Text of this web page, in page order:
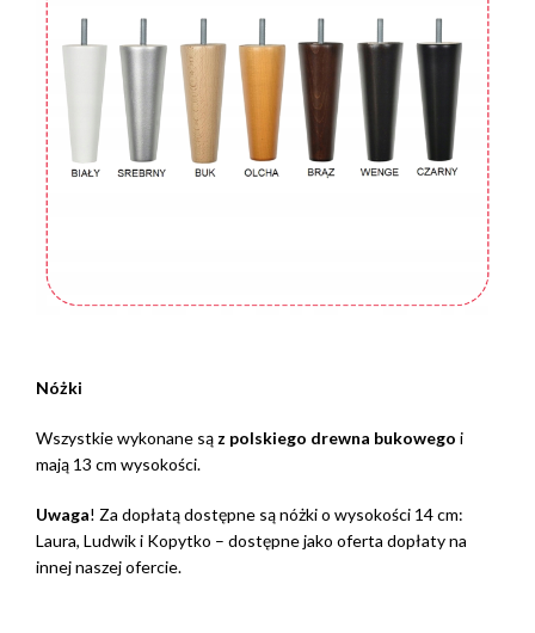
Nóżki
Wszystkie wykonane są z polskiego drewna bukowego i
mają 13 cm wysokości.
Uwaga! Za dopłatą dostępne są nóżki o wysokości 14 cm:
Laura, Ludwik i Kopytko – dostępne jako oferta dopłaty na
innej naszej ofercie.